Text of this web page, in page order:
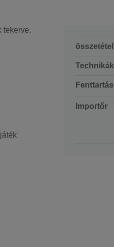
tekerve.
összetétel
Technikák
Fenttartás
Importőr